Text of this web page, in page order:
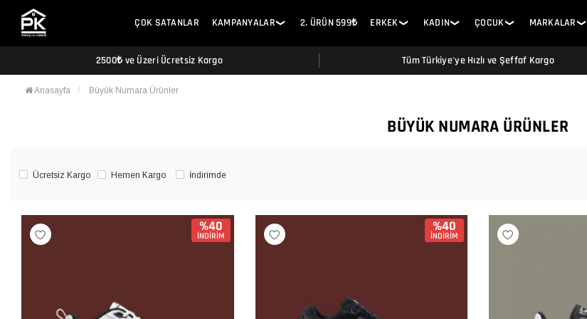
ÇOK SATANLAR KAMPANYALAR ❯ 2. ÜRÜN 599₺ ERKEK ❯ KADIN❯ ÇOCUK ❯ MARKALAR ❯
2500₺ ve Üzeri Ücretsiz Kargo Tüm Türkiye'ye Hızlı ve Şeffaf Kargo
Anasayfa Büyük Numara Ürünler
BÜYÜK NUMARA ÜRÜNLER
Ücretsiz Kargo Hemen Kargo İndirimde
%40
İNDİRİM
%40
İNDİRİM